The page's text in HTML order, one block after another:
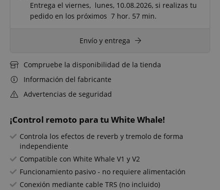
¡Control remoto para tu White Whale!
Controla los efectos de reverb y tremolo de forma
independiente
Compatible con White Whale V1 y V2
Funcionamiento pasivo - no requiere alimentación
Conexión mediante cable TRS (no incluido)
Entrega el viernes, lunes, 10.08.2026, si realizas tu
pedido en los próximos 7 hor. 57 min.
Envío y entrega
Compruebe la disponibilidad de la tienda
Información del fabricante
Advertencias de seguridad